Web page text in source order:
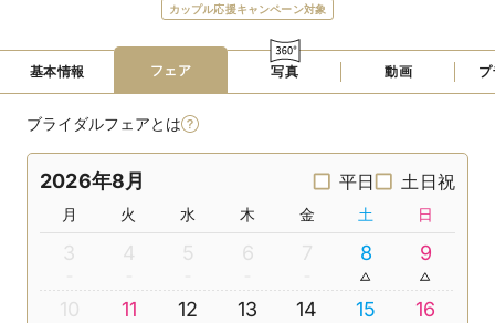
カップル応援キャンペーン対象
基本情報 フェア 写真 動画
ブライダルフェアとは
2026年8月 平日 土日祝
月 火 水 木 金 土 日
3 4 5 6 7 8 9
10 11 12 13 14 15 16